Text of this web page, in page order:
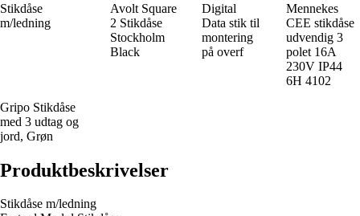
Stikdåse
m/ledning
Avolt Square
2 Stikdåse
Stockholm
Black
Digital
Data stik til
montering
på overf
Mennekes
CEE stikdåse
udvendig 3
polet 16A
230V IP44
6H 4102
Gripo Stikdåse
med 3 udtag og
jord, Grøn
Produktbeskrivelser
Stikdåse m/ledning